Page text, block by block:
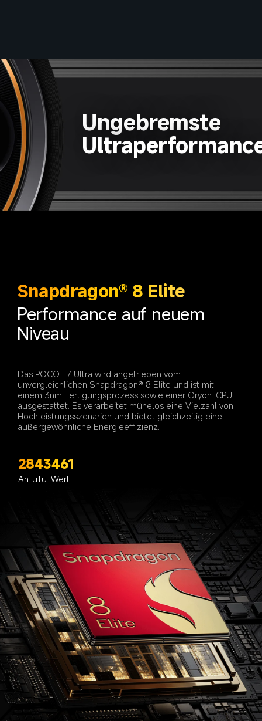
Ungebremste
Snapdragon® 8 Elite
Performance auf neuem
Niveau
Das POCO F7 Ultra wird angetrieben vom
unvergleichlichen Snapdragon® 8 Elite und ist mit
einem 3nm Fertigungsprozess sowie einer Oryon-CPU
ausgestattet. Es verarbeitet mühelos eine Vielzahl von
Hochleistungsszenarien und bietet gleichzeitig eine
2843461
AnTuTu-Wert